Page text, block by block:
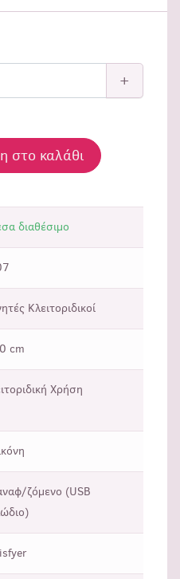
+
στο καλάθι
διαθέσιμο
Κλειτοριδικοί
cm
Χρήση
ζόμενο (USB